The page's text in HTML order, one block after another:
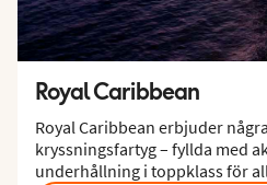
Royal Caribbean
Royal Caribbean erbjuder
kryssningsfartyg – fyllda med
underhållning i toppklass för